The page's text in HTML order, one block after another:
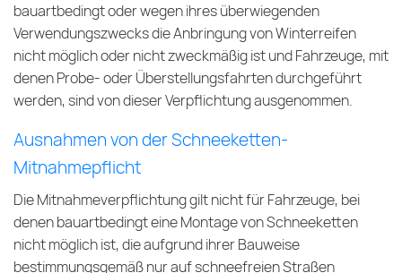
bauartbedingt oder wegen ihres überwiegenden
Verwendungszwecks die Anbringung von Winterreifen
nicht möglich oder nicht zweckmäßig ist und Fahrzeuge, mit
denen Probe- oder Überstellungsfahrten durchgeführt
werden, sind von dieser Verpflichtung ausgenommen.
Ausnahmen von der Schneeketten-
Mitnahmepflicht
Die Mitnahmeverpflichtung gilt nicht für Fahrzeuge, bei
denen bauartbedingt eine Montage von Schneeketten
nicht möglich ist, die aufgrund ihrer Bauweise
bestimmungsgemäß nur auf schneefreien Straßen